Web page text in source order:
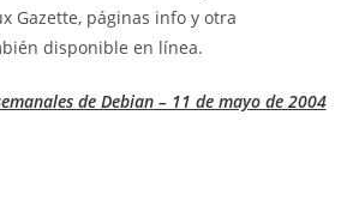
Gazette, páginas info y otra
disponible en línea.
de Debian – 11 de mayo de 2004